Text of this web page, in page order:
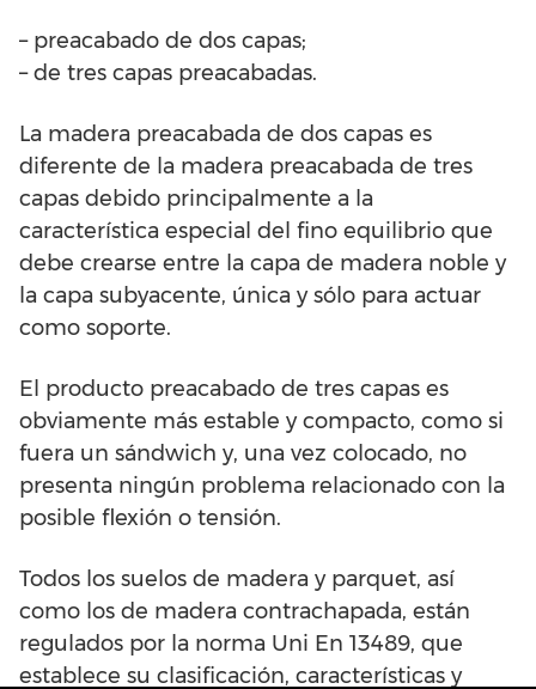
– preacabado de dos capas;
– de tres capas preacabadas.
La madera preacabada de dos capas es
diferente de la madera preacabada de tres
capas debido principalmente a la
característica especial del fino equilibrio que
debe crearse entre la capa de madera noble y
la capa subyacente, única y sólo para actuar
como soporte.
El producto preacabado de tres capas es
obviamente más estable y compacto, como si
fuera un sándwich y, una vez colocado, no
presenta ningún problema relacionado con la
posible flexión o tensión.
Todos los suelos de madera y parquet, así
como los de madera contrachapada, están
regulados por la norma Uni En 13489, que
establece su clasificación, características y